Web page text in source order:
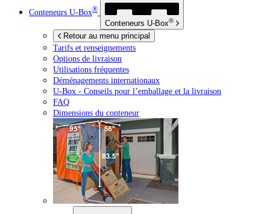
Conteneurs U-Box®
Conteneurs U-Box®
Retour au menu principal
Tarifs et renseignements
Options de livraison
Utilisations fréquentes
Déménagements internationaux
U-Box - Conseils pour l’emballage et la livraison
FAQ
Dimensions du conteneur